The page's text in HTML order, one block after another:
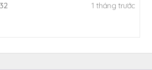
1 tháng trước